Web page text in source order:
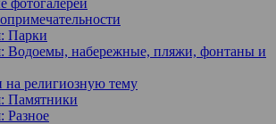
фотогалереи
Парки
Водоемы, набережные, пляжи, фонтаны и
на религиозную тему
Памятники
Разное